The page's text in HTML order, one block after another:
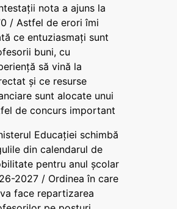
nota a ajuns la
/ Astfel de erori îmi
ce entuziasmați sunt
buni, cu
să vină la
și ce resurse
sunt alocate unui
de concurs important
Educației schimbă
din calendarul de
pentru anul școlar
2027 / Ordinea în care
face repartizarea